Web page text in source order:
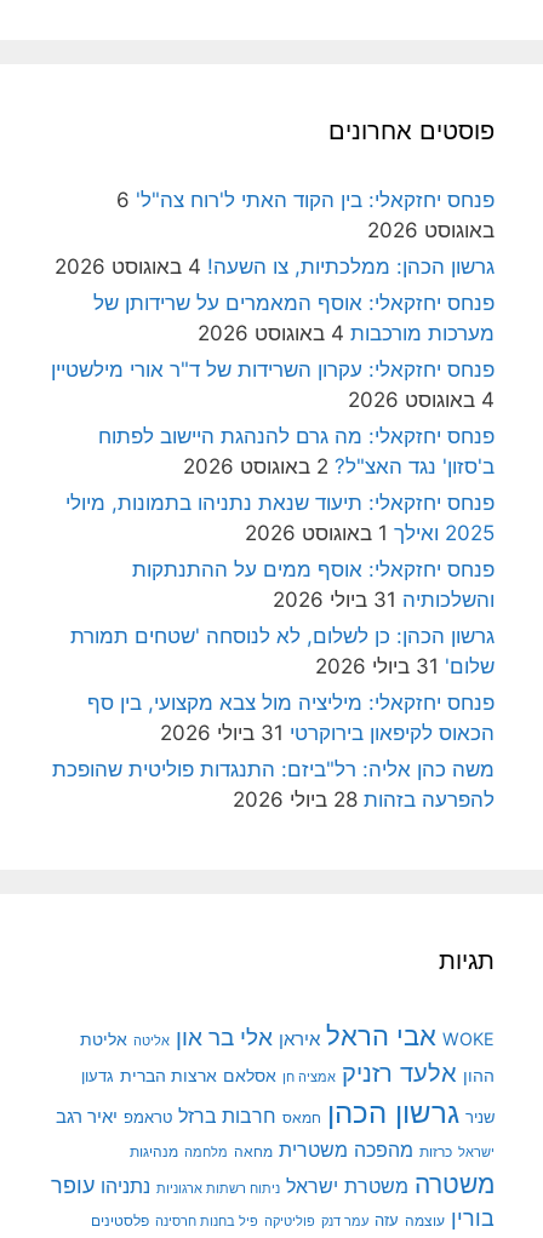
פוסטים אחרונים
פנחס יחזקאלי: בין הקוד האתי ל'רוח צה"ל' 6
באוגוסט 2026
גרשון הכהן: ממלכתיות, צו השעה! 4 באוגוסט 2026
פנחס יחזקאלי: אוסף המאמרים על שרידותן של
מערכות מורכבות 4 באוגוסט 2026
פנחס יחזקאלי: עקרון השרידות של ד"ר אורי מילשטיין
4 באוגוסט 2026
פנחס יחזקאלי: מה גרם להנהגת היישוב לפתוח
ב'סזון' נגד האצ"ל? 2 באוגוסט 2026
פנחס יחזקאלי: תיעוד שנאת נתניהו בתמונות, מיולי
2025 ואילך
1 באוגוסט 2026
פנחס יחזקאלי: אוסף ממים על ההתנתקות
והשלכותיה 31 ביולי 2026
גרשון הכהן: כן לשלום, לא לנוסחה 'שטחים תמורת
שלום' 31 ביולי 2026
פנחס יחזקאלי: מיליציה מול צבא מקצועי, בין סף
הכאוס לקיפאון בירוקרטי 31 ביולי 2026
משה כהן אליה: רל"ביזם: התנגדות פוליטית שהופכת
להפרעה בזהות 28 ביולי 2026
תגיות
WOKE אבי הראל איראן אלי בר און אליטה אליטת
ההון אלעד רזניק אמציה חן אסלאם ארצות הברית גדעון
שניר גרשון הכהן חמאס חרבות ברזל טראמפ יאיר רגב
ישראל כרזות מהפכה משטרית מחאה מלחמה מנהיגות
משטרה משטרת ישראל ניתוח רשתות ארגוניות נתניהו עופר
בורין עוצמה עזה עמר דנק פוליטיקה פיל בחנות חרסינה פלסטינים